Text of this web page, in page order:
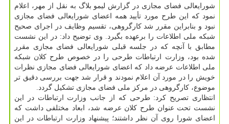
شورایعالی فضای مجازی در گزارش لیمو بلاگ به نقل از مهر، اعلام
نمود كه این طرح مورد تأیید همه اعضای شورایعالی فضای مجازی
نبود و بنابراین مقرر شد كارگروهی، تقسیم وظایف در اجرای صحیح
شبكه ملی اطلاعات را برعهده بگیرد. وی توضیح داد: در این نشست
مطابق با آنچه كه در جلسه قبلی شورایعالی فضای مجازی مقرر
شده بود، وزارت ارتباطات طرحی را در خصوص طرح كلان شبكه
ملی اطلاعات عرضه داد كه اعضای شورایعالی فضای مجازی نظرات
خویش را در مورد آن اعلام نمودند و قرار شد جهت بررسی دقیق تر
موضوع، كارگروهی در مركز ملی فضای مجازی تشكیل گردد.
انتظاری تصریح كرد: طرحی كه از جانب وزارت ارتباطات در این
نشست تحت عنوان طرح كلان عرضه شد، ابعاد مختلفی داشت كه
اعضای شورا روی آن نظر داشتند؛ پیشنهاد وزارت ارتباطات در این